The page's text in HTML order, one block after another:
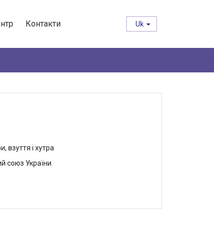
Контакти Uk
взуття і хутра
союз України